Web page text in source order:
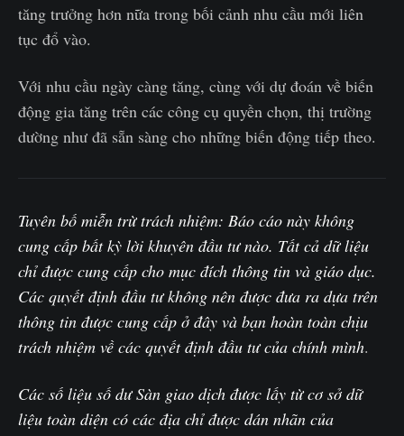
tăng trưởng hơn nữa trong bối cảnh nhu cầu mới liên
tục đổ vào.
Với nhu cầu ngày càng tăng, cùng với dự đoán về biến
động gia tăng trên các công cụ quyền chọn, thị trường
dường như đã sẵn sàng cho những biến động tiếp theo.
Tuyên bố miễn trừ trách nhiệm: Báo cáo này không
cung cấp bất kỳ lời khuyên đầu tư nào. Tất cả dữ liệu
chỉ được cung cấp cho mục đích thông tin và giáo dục.
Các quyết định đầu tư không nên được đưa ra dựa trên
thông tin được cung cấp ở đây và bạn hoàn toàn chịu
trách nhiệm về các quyết định đầu tư của chính mình.‌
Các số liệu số dư Sàn giao dịch được lấy từ cơ sở dữ
liệu toàn diện có các địa chỉ được dán nhãn của